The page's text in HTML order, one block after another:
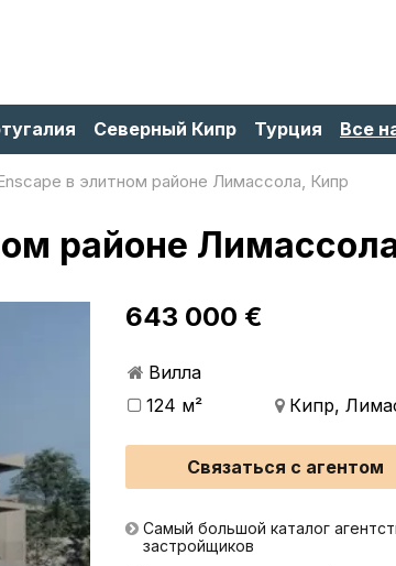
Северный Кипр Турция Все
в элитном районе Лимассола, Кипр
районе
643 000 €
Вилла
124 м²
Кипр,
Связаться с агентом
Самый большой каталог
застройщиков